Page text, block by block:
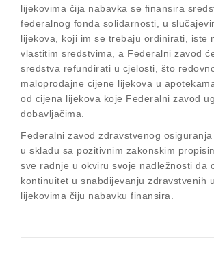
lijekovima čija nabavka se finansira
federalnog fonda solidarnosti, u
lijekova, koji im se trebaju ordinirati, iste
vlastitim sredstvima, a Federalni zavod
sredstva refundirati u cjelosti, što
maloprodajne cijene lijekova u
od cijena lijekova koje Federalni zavod
dobavljačima.
Federalni zavod zdravstvenog
u skladu sa pozitivnim zakonskim
sve radnje u okviru svoje nadležnosti da
kontinuitet u snabdijevanju zdravstvenih
lijekovima čiju nabavku finansira.